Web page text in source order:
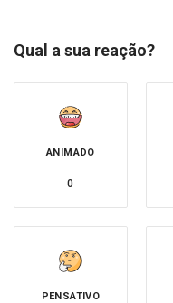
Qual a sua reação?
ANIMADO
0
PENSATIVO